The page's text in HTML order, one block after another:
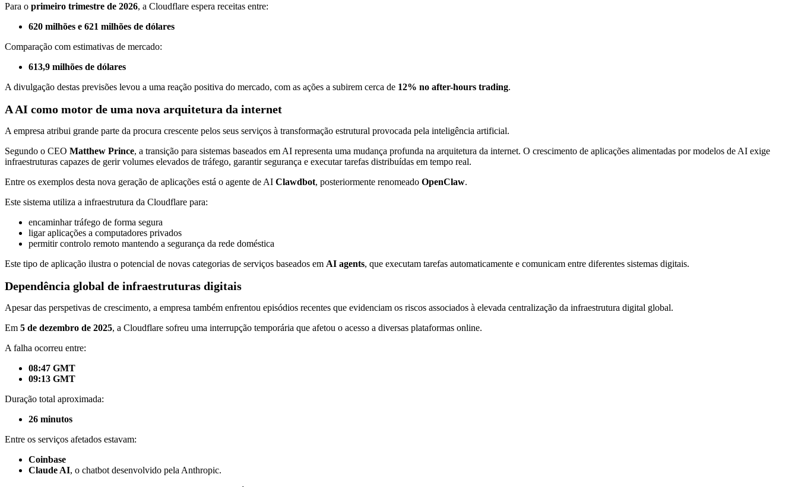
Para o primeiro trimestre de 2026, a Cloudflare espera receitas entre:
620 milhões e 621 milhões de dólares
Comparação com estimativas de mercado:
613,9 milhões de dólares
A divulgação destas previsões levou a uma reação positiva do mercado, com as ações a subirem cerca de 12% no after-hours trading.
A AI como motor de uma nova arquitetura da internet
A empresa atribui grande parte da procura crescente pelos seus serviços à transformação estrutural provocada pela inteligência artificial.
Segundo o CEO Matthew Prince, a transição para sistemas baseados em AI representa uma mudança profunda na arquitetura da internet. O crescimento de aplicações alimentadas por modelos de AI exige
infraestruturas capazes de gerir volumes elevados de tráfego, garantir segurança e executar tarefas distribuídas em tempo real.
Entre os exemplos desta nova geração de aplicações está o agente de AI Clawdbot, posteriormente renomeado OpenClaw.
Este sistema utiliza a infraestrutura da Cloudflare para:
encaminhar tráfego de forma segura
ligar aplicações a computadores privados
permitir controlo remoto mantendo a segurança da rede doméstica
Este tipo de aplicação ilustra o potencial de novas categorias de serviços baseados em AI agents, que executam tarefas automaticamente e comunicam entre diferentes sistemas digitais.
Dependência global de infraestruturas digitais
Apesar das perspetivas de crescimento, a empresa também enfrentou episódios recentes que evidenciam os riscos associados à elevada centralização da infraestrutura digital global.
Em 5 de dezembro de 2025, a Cloudflare sofreu uma interrupção temporária que afetou o acesso a diversas plataformas online.
A falha ocorreu entre:
08:47 GMT
09:13 GMT
Duração total aproximada:
26 minutos
Entre os serviços afetados estavam:
Coinbase
Claude AI, o chatbot desenvolvido pela Anthropic.